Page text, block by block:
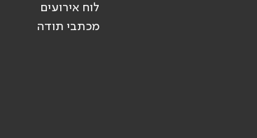
לוח אירועים
מכתבי תודה